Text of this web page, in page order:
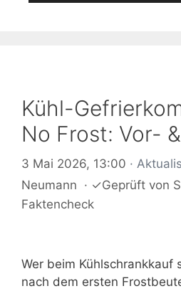
Kühl-
No Frost: Vor-
3 Mai 2026, 13:00 ·
Neumann · ✓Geprüft von
Faktencheck
Wer beim
nach dem ersten